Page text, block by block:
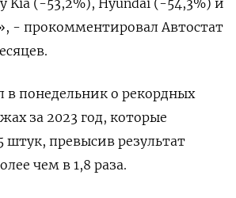
- прокомментировал Автостат
в понедельник о рекордных
за 2023 год, которые
штук, превысив результат
чем в 1,8 раза.